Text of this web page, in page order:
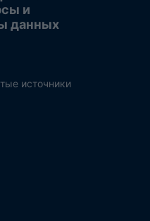
и
данных
источники